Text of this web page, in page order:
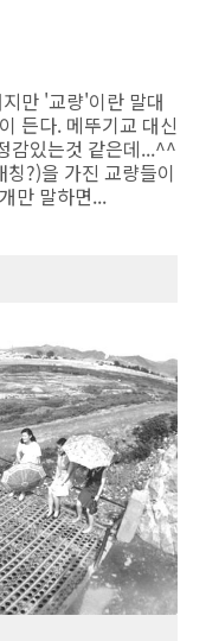
만 '교량'이란 말대
든다. 메뚜기교 대신
감있는것 같은데...^^
?)을 가진 교량들이
만 말하면...